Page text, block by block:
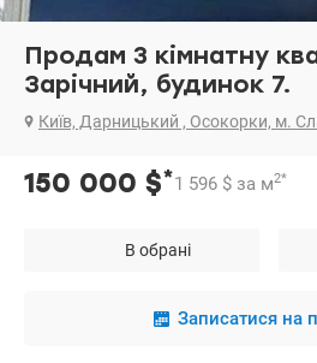
Продам 3 кімнатну
Зарічний, будинок 7.
Київ, Дарницький , Осокорки, м.
150 000 $*1 596 $ за м2*
В обрані
Записатися на